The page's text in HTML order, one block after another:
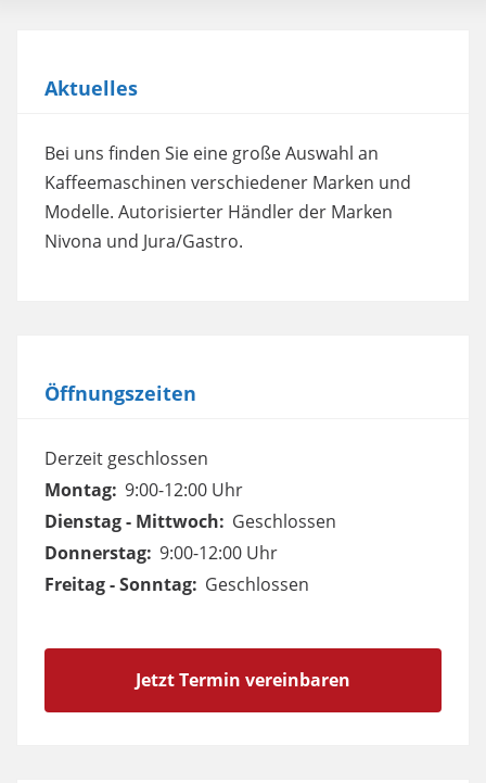
Aktuelles
Bei uns finden Sie eine große Auswahl an
Kaffeemaschinen verschiedener Marken und
Modelle. Autorisierter Händler der Marken
Nivona und Jura/Gastro.
Öffnungszeiten
Derzeit geschlossen
Montag: 9:00-12:00 Uhr
Dienstag - Mittwoch: Geschlossen
Donnerstag: 9:00-12:00 Uhr
Freitag - Sonntag: Geschlossen
Jetzt Termin vereinbaren